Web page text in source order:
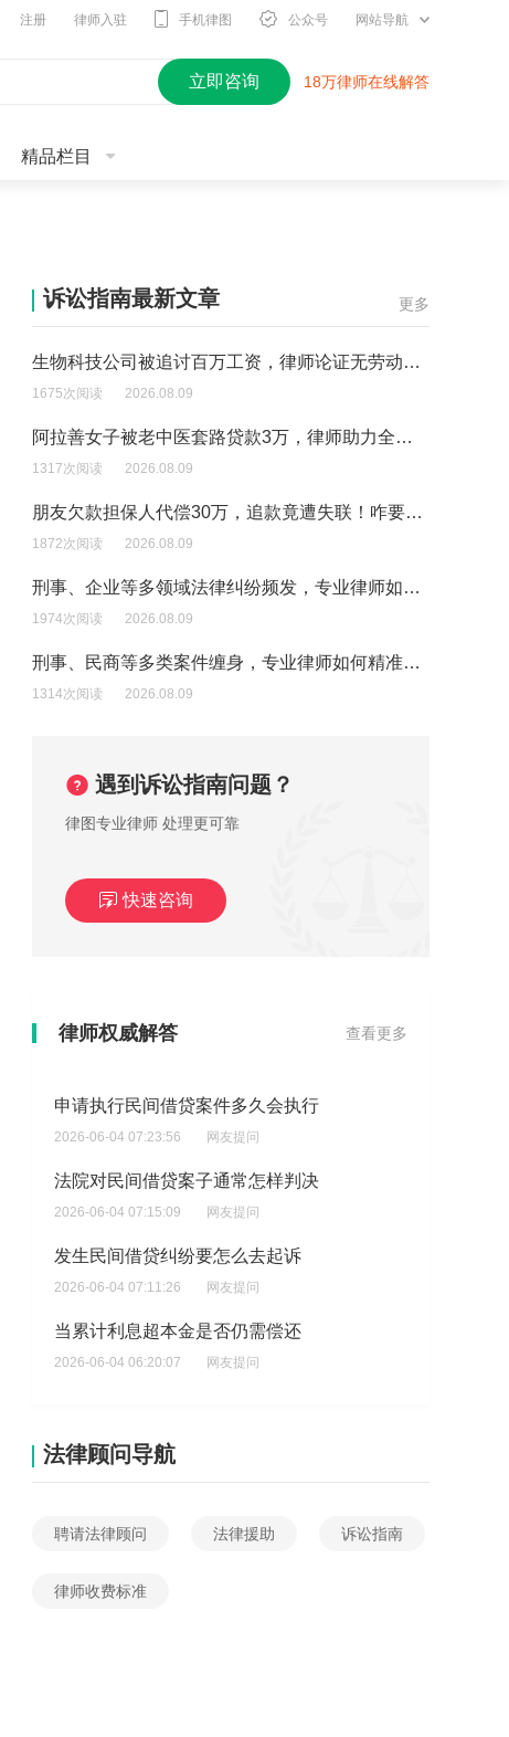
注册 律师入驻 手机律图 公众号 网站导航
立即咨询 18万律师在线解答
精品栏目
更多
诉讼指南最新文章
生物科技公司被追讨百万工资，律师论证无劳动关系成功维权
1675次阅读 2026.08.09
阿拉善女子被老中医套路贷款3万，律师助力全额退赔
1317次阅读 2026.08.09
朋友欠款担保人代偿30万，追款竟遭失联！咋要回？
1872次阅读 2026.08.09
刑事、企业等多领域法律纠纷频发，专业律师如何精准破局
1974次阅读 2026.08.09
刑事、民商等多类案件缠身，专业律师如何精准维权获好评
1314次阅读 2026.08.09
遇到诉讼指南问题？
律图专业律师 处理更可靠
快速咨询
律师权威解答 查看更多
民间借贷立案后可不可以撤诉
申请执行民间借贷案件多久会执行
2026-06-04 07:23:56 网友提问
法院对民间借贷案子通常怎样判决
2026-06-04 07:15:09 网友提问
发生民间借贷纠纷要怎么去起诉
2026-06-04 07:11:26 网友提问
当累计利息超本金是否仍需偿还
2026-06-04 06:20:07 网友提问
民间借贷判决后多久能申请申诉执行
2026-06-04 13:34:19
法律顾问导航
聘请法律顾问 法律援助 诉讼指南
律师收费标准